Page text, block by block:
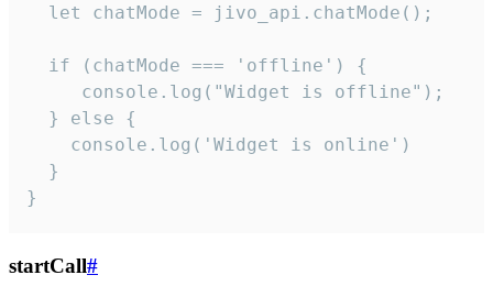
  let chatMode = jivo_api.chatMode();
  if (chatMode === 'offline') {
     console.log("Widget is offline");
  } else {
    console.log('Widget is online')
  }
}
startCall#